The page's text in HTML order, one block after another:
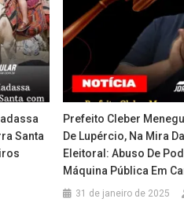
Santa
Prefeito Cleber
De Lupércio, Na Mira
Eleitoral: Abuso De
Máquina Pública Em
31 de janeiro de 2025